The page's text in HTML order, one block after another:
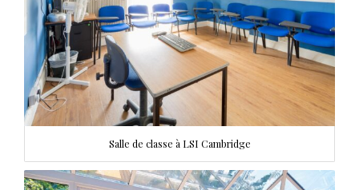
Salle de classe à LSI Cambridge